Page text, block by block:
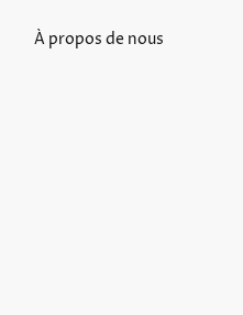
À propos de nous